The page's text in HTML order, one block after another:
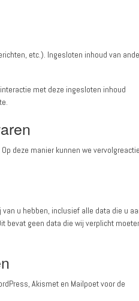
etc.). Ingesloten inhoud van
met deze ingesloten inhoud
deze manier kunnen we
u hebben, inclusief alle data die u
bevat geen data die wij verplicht
Akismet en Mailpoet voor de